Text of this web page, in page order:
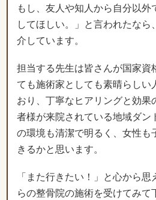
担当する先生は皆さんが国家資
ても施術家としても素晴らしい
おり、丁寧なヒアリングと効果
の環境も清潔で明るく、女性も
きるかと思います。
「また行きたい！」と心から思
らの整骨院の施術を受けてみて
す！